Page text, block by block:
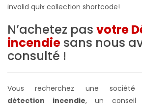
invalid quix collection shortcode!
N’achetez pas votre
incendie sans nous
consulté !
Vous recherchez une société
détection incendie, un